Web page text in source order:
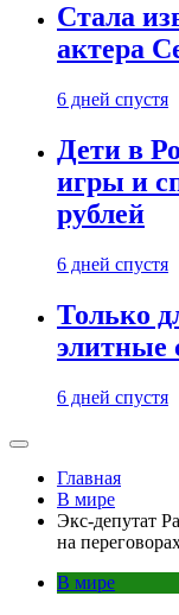
Стала
актера
6 дней спустя
Дети в
игры и
рублей
6 дней спустя
Только
элитные
6 дней спустя
Главная
В мире
Экс-депутат
на
В мире